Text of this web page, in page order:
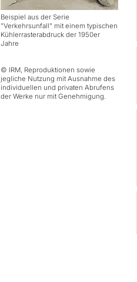
Beispiel aus der Serie
"Verkehrsunfall" mit einem typischen
Kühlerrasterabdruck der 1950er
Jahre
© IRM, Reproduktionen sowie
jegliche Nutzung mit Ausnahme des
individuellen und privaten Abrufens
der Werke nur mit Genehmigung.